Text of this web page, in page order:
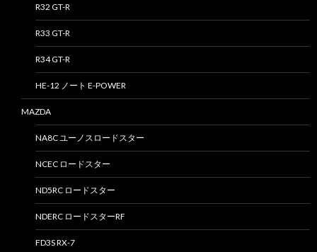
R32 GT-R
R33 GT-R
R34 GT-R
HE-12 ノート E-POWER
MAZDA
NA8C ユーノスロードスター
NCEC ロードスター
ND5RC ロードスター
NDERC ロードスターRF
FD3S RX-7